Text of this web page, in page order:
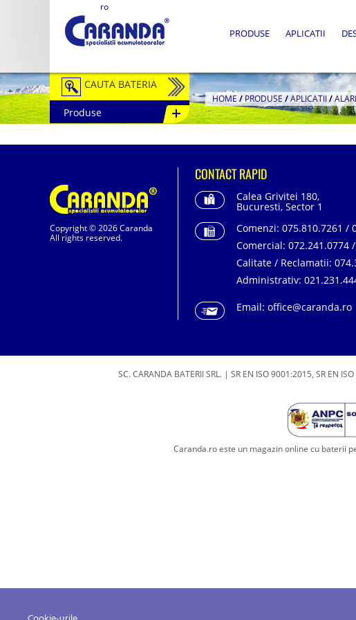
ro
PRODUSE APLICATII
CAUTA BATERIA
Auto / Moto
Tractiune
Stationare
Redresoare
Produse
HOME/PRODUSE /APLICATII/
Copyright © 2026 Caranda
All rights reserved.
CONTACT RAPID
Calea Grivitei 180,
Bucuresti, Sector 1
Comenzi: 075.810.7261 /
Comercial: 072.241.0774
Calitate / Reclamatii:
Administrativ:
Email: office@caranda.ro
SC. CARANDA BATERII SRL. | SR EN ISO 9001:2015, SR EN
Caranda.ro este un magazin online cu baterii